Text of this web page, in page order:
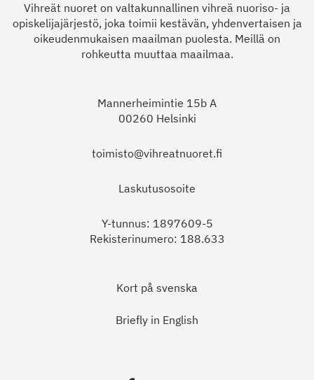
Vihreät nuoret on valtakunnallinen vihreä nuoriso- ja
opiskelijajärjestö, joka toimii kestävän, yhdenvertaisen ja
oikeudenmukaisen maailman puolesta. Meillä on
rohkeutta muuttaa maailmaa.
Mannerheimintie 15b A
00260 Helsinki
toimisto@vihreatnuoret.fi
Laskutusosoite
Y-tunnus: 1897609-5
Rekisterinumero: 188.633
Kort på svenska
Briefly in English